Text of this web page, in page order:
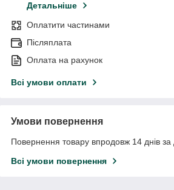
Детальніше
Оплатити частинами
Післяплата
Оплата на рахунок
Всі умови оплати
Умови повернення
Повернення товару впродовж 14 днів за
Всі умови повернення